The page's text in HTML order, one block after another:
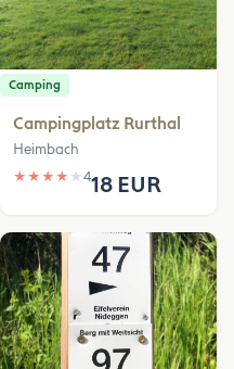
Camping
Campingplatz Rurthal
Heimbach
★ ★ ★ ★ ★ 418 EUR